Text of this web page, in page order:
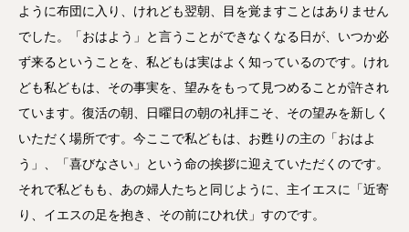
ように布団に入り、けれども翌朝、目を覚ますことはありません
でした。「おはよう」と言うことができなくなる日が、いつか必
ず来るということを、私どもは実はよく知っているのです。けれ
ども私どもは、その事実を、望みをもって見つめることが許され
ています。復活の朝、日曜日の朝の礼拝こそ、その望みを新しく
いただく場所です。今ここで私どもは、お甦りの主の「おはよ
う」、「喜びなさい」という命の挨拶に迎えていただくのです。
それで私どもも、あの婦人たちと同じように、主イエスに「近寄
り、イエスの足を抱き、その前にひれ伏」すのです。